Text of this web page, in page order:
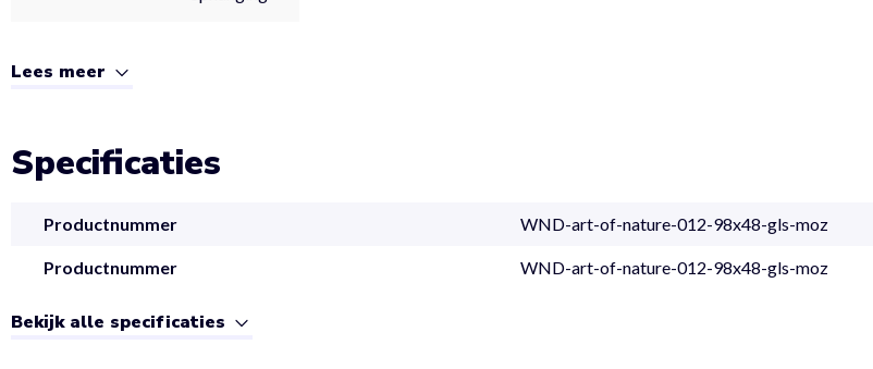
Lees meer
Specificaties
Productnummer WND-art-of-nature-012-98x48-gls-moz
Productnummer WND-art-of-nature-012-98x48-gls-moz
Bekijk alle specificaties